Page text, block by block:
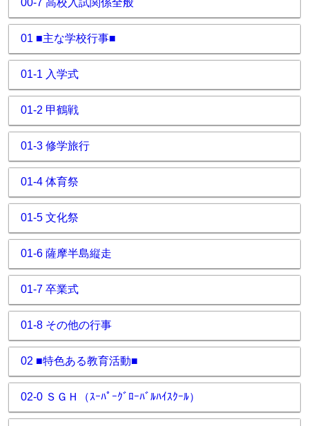
00-7 高校入試関係全般
01 ■主な学校行事■
01-1 入学式
01-2 甲鶴戦
01-3 修学旅行
01-4 体育祭
01-5 文化祭
01-6 薩摩半島縦走
01-7 卒業式
01-8 その他の行事
02 ■特色ある教育活動■
02-0 ＳＧＨ（ｽｰﾊﾟｰｸﾞﾛｰﾊﾞﾙﾊｲｽｸｰﾙ）